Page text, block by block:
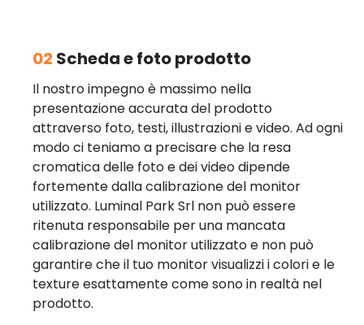
02 Scheda e foto prodotto
Il nostro impegno è massimo nella
presentazione accurata del prodotto
attraverso foto, testi, illustrazioni e video. Ad ogni
modo ci teniamo a precisare che la resa
cromatica delle foto e dei video dipende
fortemente dalla calibrazione del monitor
utilizzato. Luminal Park Srl non può essere
ritenuta responsabile per una mancata
calibrazione del monitor utilizzato e non può
garantire che il tuo monitor visualizzi i colori e le
texture esattamente come sono in realtà nel
prodotto.